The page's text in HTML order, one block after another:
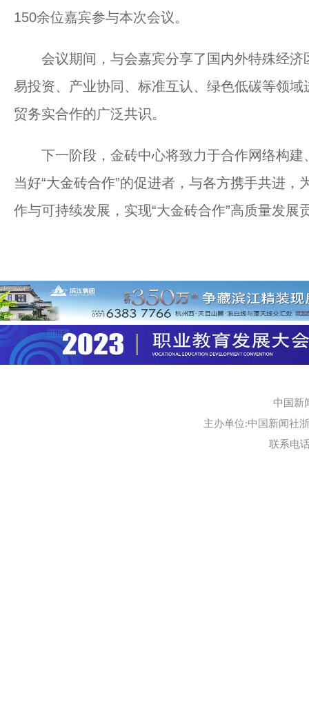
150余位嘉宾参与本次会议。
会议期间，与会嘉宾分享了国内外特殊经济
易投资、产业协同、标准互认、绿色低碳等领
贸务实合作的广泛共识。
下一阶段，金砖中心将致力于合作网络构建
当好“大金砖合作”的促进者，与各方携手共进
作与可持续发展，实现“大金砖合作”高质量发展
中国新
主办单位:中国新闻社
联系电